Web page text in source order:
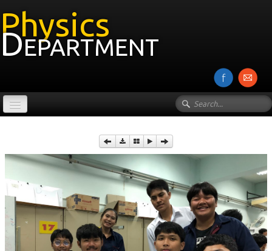
Physics
Department
งานวิจัย
รายวิชา